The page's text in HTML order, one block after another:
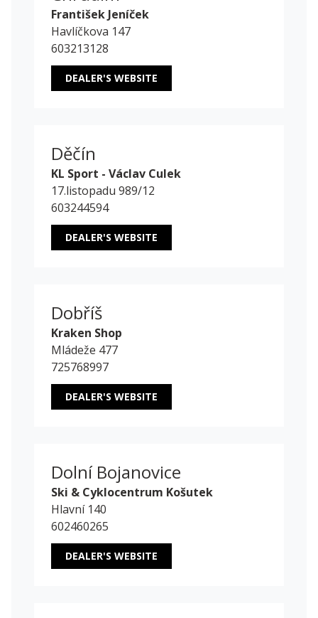
František Jeníček
Havlíčkova 147
603213128
DEALER'S WEBSITE
Děčín
KL Sport - Václav Culek
17.listopadu 989/12
603244594
DEALER'S WEBSITE
Dobříš
Kraken Shop
Mládeže 477
725768997
DEALER'S WEBSITE
Dolní Bojanovice
Ski & Cyklocentrum Košutek
Hlavní 140
602460265
DEALER'S WEBSITE